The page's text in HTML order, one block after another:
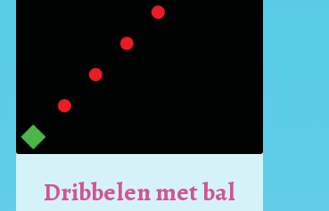
Dribbelen met bal